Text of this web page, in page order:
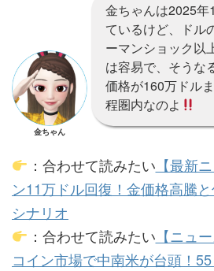
金ちゃん
金ちゃんは2025年
ているけど、ドル
ーマンショック以
は容易で、そうな
価格が160万ドル
程圏内なのよ
：合わせて読みたい 【最新
ン11万ドル回復！金価格高騰
シナリオ
：合わせて読みたい 【ニュ
コイン市場で中南米が台頭！